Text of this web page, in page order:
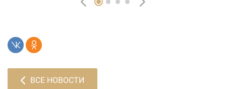
ВСЕ НОВОСТИ